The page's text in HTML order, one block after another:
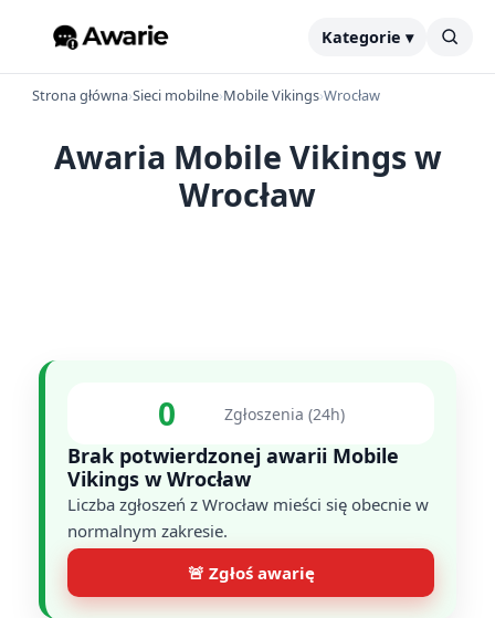
Kategorie ▾
Strona główna›Sieci mobilne›Mobile Vikings›Wrocław
Awaria Mobile Vikings w
Wrocław
0 Zgłoszenia (24h)
Brak potwierdzonej awarii Mobile
Vikings w Wrocław
Liczba zgłoszeń z Wrocław mieści się obecnie w
normalnym zakresie.
🚨 Zgłoś awarię